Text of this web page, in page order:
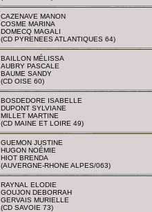
CAZENAVE MANON
COSME MARINA
DOMECQ MAGALI
(CD PYRENEES ATLANTIQUES 64)
BAILLON MÉLISSA
AUBRY PASCALE
BAUME SANDY
(CD OISE 60)
BOSDEDORE ISABELLE
DUPONT SYLVIANE
MILLET MARTINE
(CD MAINE ET LOIRE 49)
GUEMON JUSTINE
HUGON NOÉMIE
HIOT BRENDA
(AUVERGNE-RHONE ALPES/063)
RAYNAL ELODIE
GOUJON DEBORRAH
GERVAIS MURIELLE
(CD SAVOIE 73)